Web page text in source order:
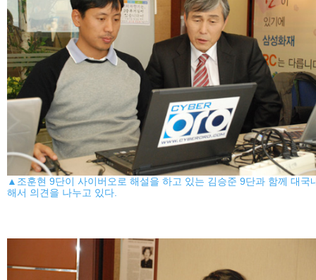
▲조훈현 9단이 사이버오로 해설을 하고 있는 김승준 9단과 함께 대국
해서 의견을 나누고 있다.